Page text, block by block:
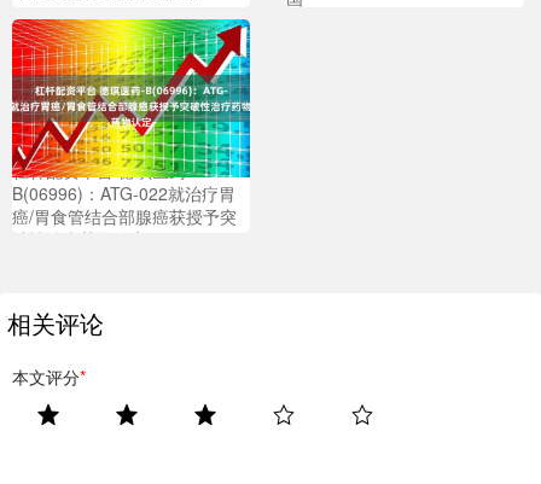
杠杆配资平台 德琪医药-
B(06996)：ATG-022就治疗胃
癌/胃食管结合部腺癌获授予突
破性治疗药物认定
相关评论
本文评分*